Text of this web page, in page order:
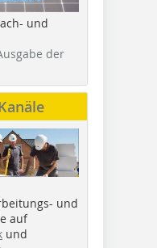
und
der
und
auf
und